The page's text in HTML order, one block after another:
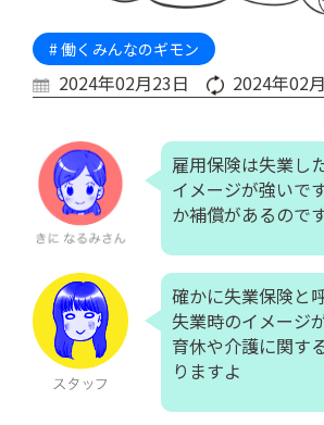
# 働くみんなのギモン
2024年02月23日 2024年02
雇用保険は失業し
イメージが強いで
か補償があるので
確かに失業保険と
失業時のイメージ
育休や介護に関す
りますよ